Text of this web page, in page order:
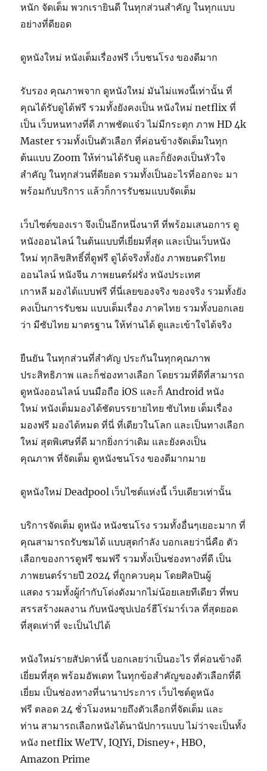
หนัก จัดเต็ม พวกเรายินดี ในทุกส่วนสำคัญ ในทุกแบบ
อย่างที่ดียอด
ดูหนังใหม่ หนังเต็มเรื่องฟรี เว็บชนโรง ของดีมาก
รับรอง คุณภาพจาก ดูหนังใหม่ มันไม่แพงนี้เท่านั้น ที่
คุณได้รับดูได้ฟรี รวมทั้งยังคงเป็น หนังใหม่ netflix ที่
เป็น เว็บหนทางที่ดี ภาพชัดแจ๋ว ไม่มีกระตุก ภาพ HD 4k
Master รวมทั้งเป็นตัวเลือก ที่ค่อนข้างจัดเต็มในทุก
ต้นแบบ Zoom ให้ท่านได้รับดู และก็ยังคงเป็นหัวใจ
สำคัญ ในทุกส่วนที่ดียอด รวมทั้งเป็นอะไรที่ออกจะ มา
พร้อมกับบริการ แล้วก็การรับชมแบบจัดเต็ม
เว็บไซต์ของเรา จึงเป็นอีกหนึ่งนาที ที่พร้อมเสนอการ ดู
หนังออนไลน์ ในต้นแบบที่เยี่ยมที่สุด และเป็นเว็บหนัง
ใหม่ ทุกลิขสิทธิ์ที่ดูฟรี ดูได้จริงทั้งยัง ภาพยนตร์ไทย
ออนไลน์ หนังจีน ภาพยนตร์ฝรั่ง หนังประเทศ
เกาหลี มองได้แบบฟรี ที่นี่เลยของจริง ของจริง รวมทั้งยัง
คงเป็นการรับชม แบบเต็มเรื่อง ภาคไทย รวมทั้งบอกเลย
ว่า มีซับไทย มาตรฐาน ให้ท่านได้ ดูและเข้าใจได้จริง
ยืนยัน ในทุกส่วนที่สำคัญ ประกันในทุกคุณภาพ
ประสิทธิภาพ และก็ช่องทางเลือก โดยรวมที่ดีที่สามารถ
ดูหนังออนไลน์ บนมือถือ iOS และก็ Android หนัง
ใหม่ หนังเต็มมองได้ชัดบรรยายไทย ซับไทย เต็มเรื่อง
มองฟรี มองได้หมด ที่นี่ ที่เดียวในโลก และเป็นทางเลือก
ใหม่ สุดพิเศษที่ดี มากยิ่งกว่าเดิม และยังคงเป็น
คุณภาพ ที่จัดเต็ม ดูหนังชนโรง ของดีมากมาย
ดูหนังใหม่ Deadpool เว็บไซต์แห่งนี้ เว็บเดียวเท่านั้น
บริการจัดเต็ม ดูหนัง หนังชนโรง รวมทั้งอื่นๆเยอะมาก ที่
คุณสามารถรับชมได้ แบบสุดกำลัง บอกเลยว่านี่คือ ตัว
เลือกของการดูฟรี ชมฟรี รวมทั้งเป็นช่องทางที่ดี เป็น
ภาพยนตร์รายปี 2024 ที่ถูกควบคุม โดยศิลปินผู้
แสดง รวมทั้งผู้กำกับโด่งดังมากไม่น้อยเลยทีเดียว ที่พบ
สรรสร้างผลงาน กับหนังซุปเปอร์ฮีโร่มาร์เวล ที่สุดยอด
ที่สุดเท่าที่ จะเป็นไปได้
หนังใหม่รายสัปดาห์นี้ บอกเลยว่าเป็นอะไร ที่ค่อนข้างดี
เยี่ยมที่สุด พร้อมอัพเดท ในทุกข้อสำคัญของตัวเลือกที่ดี
เยี่ยม เป็นช่องทางที่นานาประการ เว็บไซต์ดูหนัง
ฟรี ตลอด 24 ชั่วโมงหมายถึงตัวเลือกที่จัดเต็ม และ
ท่าน สามารถเลือกหนังได้นานัปการแบบ ไม่ว่าจะเป็นทั้ง
หนัง netflix WeTV, IQIYi, Disney+, HBO,
Amazon Prime